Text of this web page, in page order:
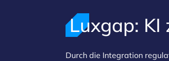
Luxgap: KI
Durch die Integration